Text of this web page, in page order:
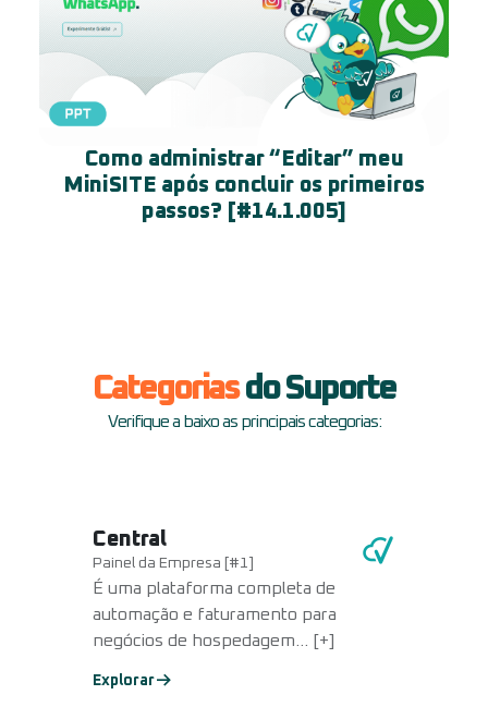
Como administrar “Editar” meu
MiniSITE após concluir os primeiros
passos? [#14.1.005]
Categoriasdo Suporte
Verifique a baixo as principais categorias:
Central
Painel da Empresa [#1]
É uma plataforma completa de
automação e faturamento para
negócios de hospedagem... [+]
Explorar